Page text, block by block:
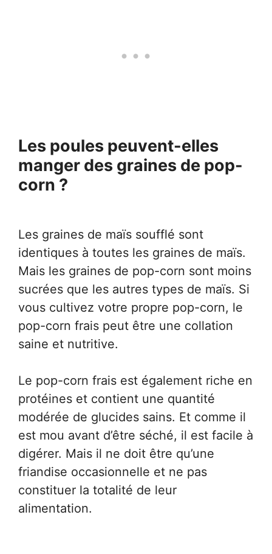
Les poules peuvent-elles
manger des graines de pop-
corn ?
Les graines de maïs soufflé sont
identiques à toutes les graines de maïs.
Mais les graines de pop-corn sont moins
sucrées que les autres types de maïs. Si
vous cultivez votre propre pop-corn, le
pop-corn frais peut être une collation
saine et nutritive.
Le pop-corn frais est également riche en
protéines et contient une quantité
modérée de glucides sains. Et comme il
est mou avant d’être séché, il est facile à
digérer. Mais il ne doit être qu’une
friandise occasionnelle et ne pas
constituer la totalité de leur
alimentation.